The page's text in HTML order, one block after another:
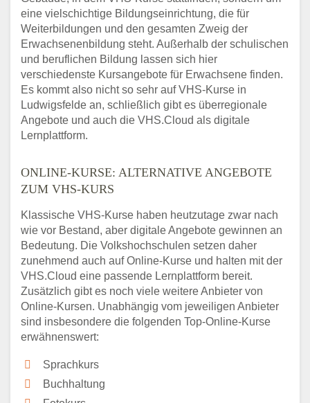
eine vielschichtige Bildungseinrichtung, die für
Weiterbildungen und den gesamten Zweig der
Erwachsenenbildung steht. Außerhalb der schulischen
und beruflichen Bildung lassen sich hier
verschiedenste Kursangebote für Erwachsene finden.
Es kommt also nicht so sehr auf VHS-Kurse in
Ludwigsfelde an, schließlich gibt es überregionale
Angebote und auch die VHS.Cloud als digitale
Lernplattform.
ONLINE-KURSE: ALTERNATIVE ANGEBOTE
ZUM VHS-KURS
Klassische VHS-Kurse haben heutzutage zwar nach
wie vor Bestand, aber digitale Angebote gewinnen an
Bedeutung. Die Volkshochschulen setzen daher
zunehmend auch auf Online-Kurse und halten mit der
VHS.Cloud eine passende Lernplattform bereit.
Zusätzlich gibt es noch viele weitere Anbieter von
Online-Kursen. Unabhängig vom jeweiligen Anbieter
sind insbesondere die folgenden Top-Online-Kurse
erwähnenswert:
Sprachkurs
Buchhaltung